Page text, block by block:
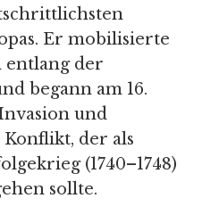
Er mobilisierte
entlang der
begann am 16.
und
der als
(1740–1748)
sollte.